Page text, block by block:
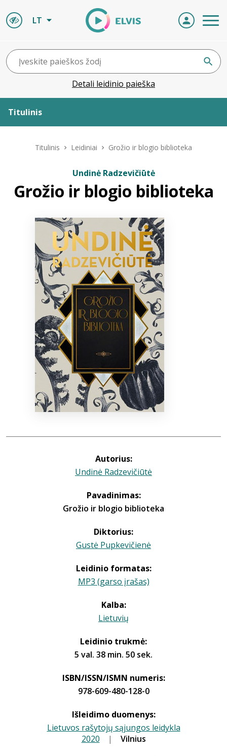
LT
Detali leidinio paieška
Titulinis
ELVIS atvyksta
Naujienos
Bibliotekoms
+370 667 80 541
info@elvislab.lt
Titulinis Leidiniai Grožio ir blogio biblioteka
Undinė Radzevičiūtė
Grožio ir blogio biblioteka
Autorius:
Undinė Radzevičiūtė
Pavadinimas:
Grožio ir blogio biblioteka
Diktorius:
Gustė Pupkevičienė
Leidinio formatas:
MP3 (garso įrašas)
Kalba:
Lietuvių
Leidinio trukmė:
5 val. 38 min. 50 sek.
ISBN/ISSN/ISMN numeris:
978-609-480-128-0
Išleidimo duomenys:
Lietuvos rašytojų sąjungos leidykla
2020 | Vilnius